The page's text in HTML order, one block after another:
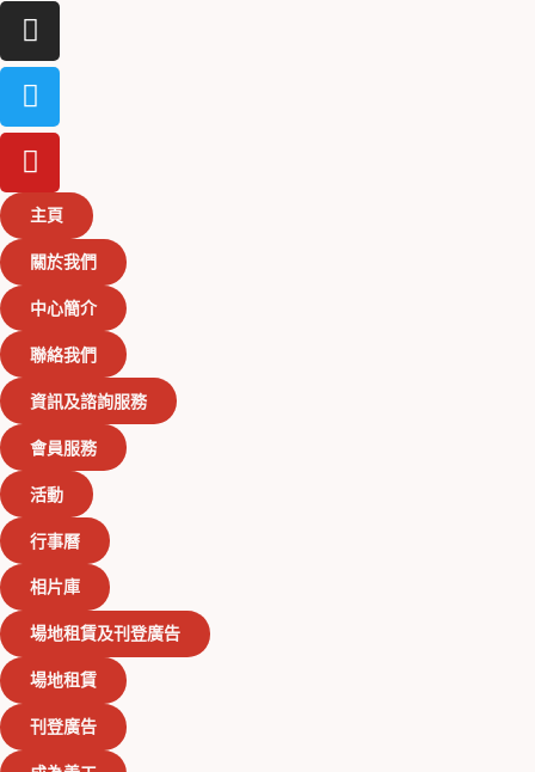
主頁
關於我們
中心簡介
聯絡我們
資訊及諮詢服務
會員服務
活動
行事曆
相片庫
場地租賃及刊登廣告
場地租賃
刊登廣告